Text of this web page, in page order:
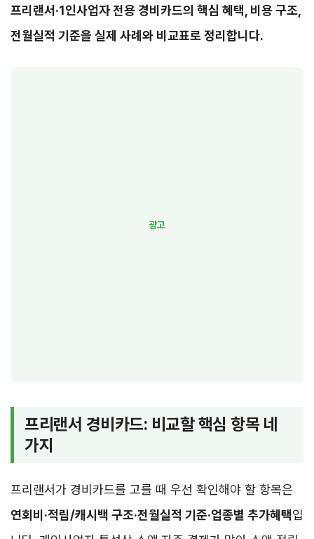
프리랜서·1인사업자 전용 경비카드의 핵심 혜택, 비용 구조,
전월실적 기준을 실제 사례와 비교표로 정리합니다.
프리랜서 경비카드: 비교할 핵심 항목 네
가지
프리랜서가 경비카드를 고를 때 우선 확인해야 할 항목은
연회비·적립/캐시백 구조·전월실적 기준·업종별 추가혜택입